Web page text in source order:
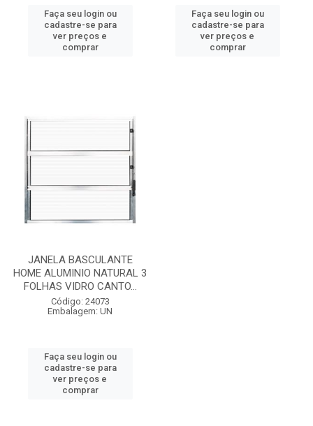
Faça seu login ou
cadastre-se para
ver preços e
comprar
Faça seu login ou
cadastre-se para
ver preços e
comprar
JANELA BASCULANTE
HOME ALUMINIO NATURAL 3
FOLHAS VIDRO CANTO...
Código: 24073
Embalagem: UN
Faça seu login ou
cadastre-se para
ver preços e
comprar